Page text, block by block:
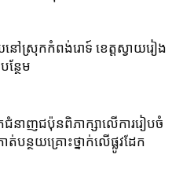
ៅស្រុកកំពង់រោទ៍ ខេត្តស្វាយរៀង
ន្ថែម
នាញជប៉ុន​ពិភាក្សា​លើ​ការ​រៀប​ចំ​
ាត់​បន្ថយ​គ្រោះថ្នាក់​លើ​ផ្លូវដែក